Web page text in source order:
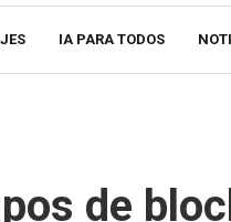
IA PARA TODOS
de